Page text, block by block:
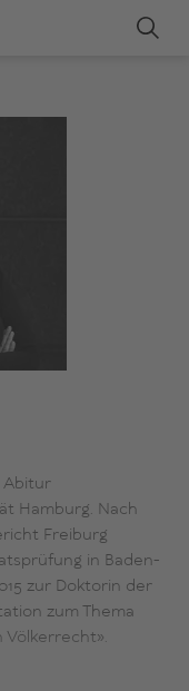
Abitur
Hamburg. Nach
Freiburg
in Baden-
zur Doktorin der
zum Thema
Völkerrecht».